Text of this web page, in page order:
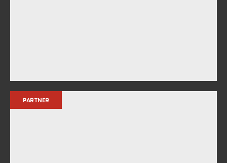
PARTNER